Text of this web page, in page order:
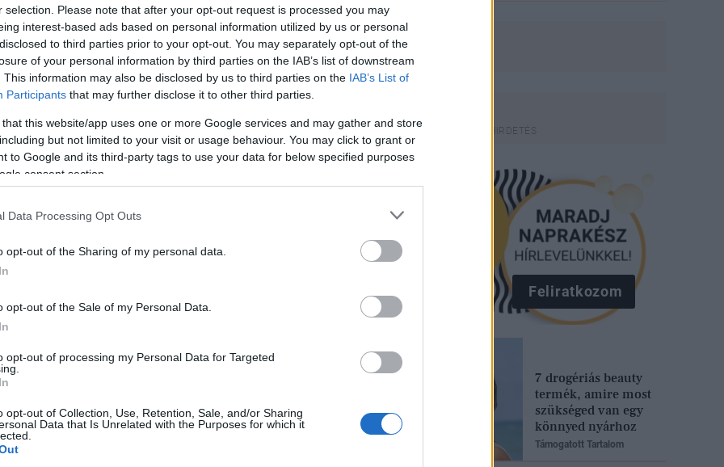
selection. Please note that after your opt-out request is processed you may
interest-based ads based on personal information utilized by us or personal
to third parties prior to your opt-out. You may separately opt-out of the
of your personal information by third parties on the IAB’s list of downstream
This information may also be disclosed by us to third parties on the IAB’s List of
Participants that may further disclose it to other third parties.
that this website/app uses one or more Google services and may gather and store
but not limited to your visit or usage behaviour. You may click to grant or
to Google and its third-party tags to use your data for below specified purposes
consent section.
Data Processing Opt Outs
opt-out of the Sharing of my personal data.
opt-out of the Sale of my Personal Data.
opt-out of processing my Personal Data for Targeted
opt-out of Collection, Use, Retention, Sale, and/or Sharing
Data that Is Unrelated with the Purposes for which it
Pinterest
hozzáfűzni. Elég nehezen indult
könnyen, mi megnéztük azt a
Feliratkozom
7 drogériás beauty
termék, amire most
szükséged van egy
könnyed nyárhoz
Támogatott Tartalom